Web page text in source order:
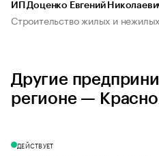
ИП Доценко Евгений
Строительство жилых и
Другие
регионе —
ДЕЙСТВУЕТ